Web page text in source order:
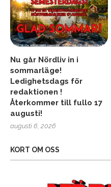
Nu går Nördliv in i
sommarläge!
Ledighetsdags för
redaktionen !
Återkommer till fullo 17
augusti!
augusti 6, 2026
KORT OM OSS